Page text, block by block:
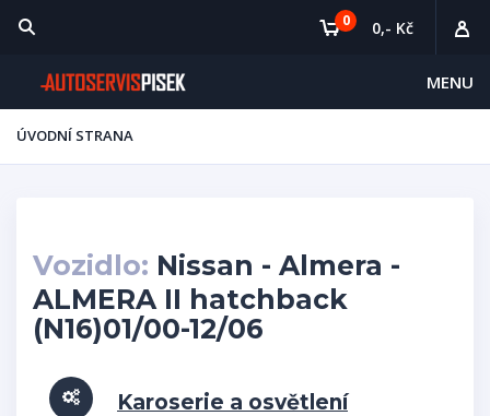
MENU
0 0,- Kč
ÚVODNÍ STRANA
Vozidlo: Nissan - Almera -
ALMERA II hatchback
(N16)01/00-12/06
Karoserie a osvětlení